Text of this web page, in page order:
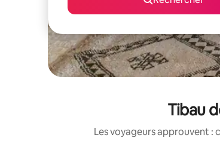
Tibau
Les voyageurs approuvent